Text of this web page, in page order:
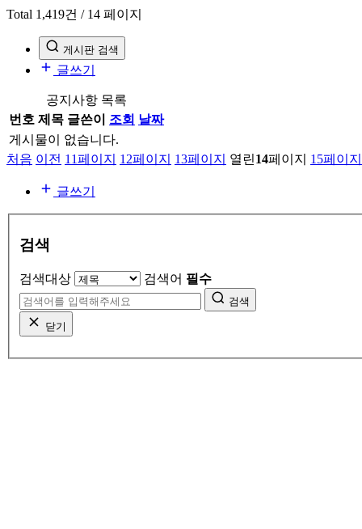
Total 1,419건 / 14 페이지
게시판 검색
글쓰기
공지사항 목록
번호 제목 글쓴이 조회 날짜
게시물이 없습니다.
처음 이전 11페이지 12페이지 13페이지 열린14페이지 15페이지
글쓰기
검색
검색대상 검색어 필수
검색
닫기